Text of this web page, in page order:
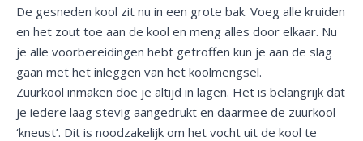
De gesneden kool zit nu in een grote bak. Voeg alle kruiden
en het zout toe aan de kool en meng alles door elkaar. Nu
je alle voorbereidingen hebt getroffen kun je aan de slag
gaan met het inleggen van het koolmengsel.
Zuurkool inmaken doe je altijd in lagen. Het is belangrijk dat
je iedere laag stevig aangedrukt en daarmee de zuurkool
‘kneust’. Dit is noodzakelijk om het vocht uit de kool te